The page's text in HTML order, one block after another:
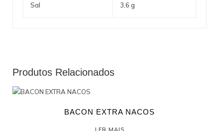
Sal 3,6 g
Produtos Relacionados
BACON EXTRA NACOS
LER MAIS